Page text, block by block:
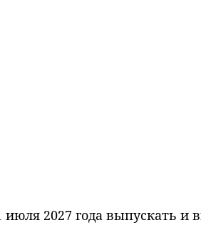
2027 года выпускать и